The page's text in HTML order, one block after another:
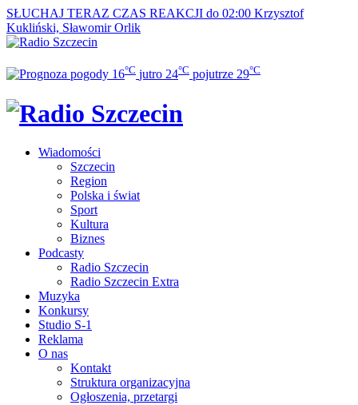
SŁUCHAJ TERAZ CZAS REAKCJI do 02:00 Krzysztof
Kukliński, Sławomir Orlik
16°C jutro 24°C pojutrze 29°C
Wiadomości
Szczecin
Region
Polska i świat
Sport
Kultura
Biznes
Podcasty
Radio Szczecin
Radio Szczecin Extra
Muzyka
Konkursy
Studio S-1
Reklama
O nas
Kontakt
Struktura organizacyjna
Ogłoszenia, przetargi